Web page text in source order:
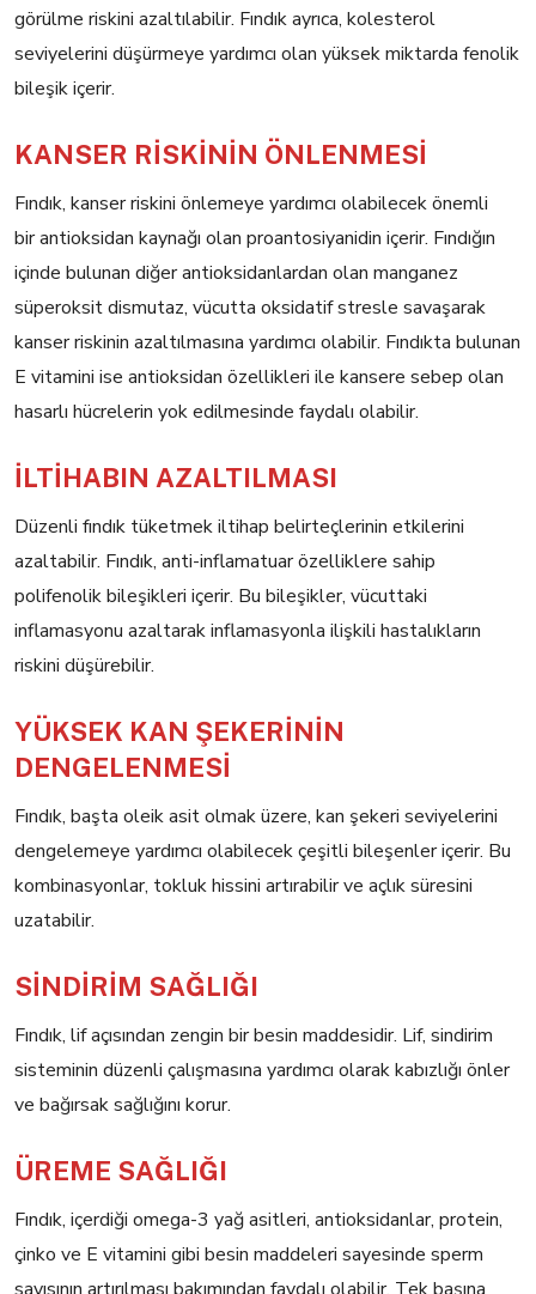
görülme riskini azaltılabilir. Fındık ayrıca, kolesterol
seviyelerini düşürmeye yardımcı olan yüksek miktarda fenolik
bileşik içerir.
KANSER RİSKİNİN ÖNLENMESİ
Fındık, kanser riskini önlemeye yardımcı olabilecek önemli
bir antioksidan kaynağı olan proantosiyanidin içerir. Fındığın
içinde bulunan diğer antioksidanlardan olan manganez
süperoksit dismutaz, vücutta oksidatif stresle savaşarak
kanser riskinin azaltılmasına yardımcı olabilir. Fındıkta bulunan
E vitamini ise antioksidan özellikleri ile kansere sebep olan
hasarlı hücrelerin yok edilmesinde faydalı olabilir.
İLTİHABIN AZALTILMASI
Düzenli fındık tüketmek iltihap belirteçlerinin etkilerini
azaltabilir. Fındık, anti-inflamatuar özelliklere sahip
polifenolik bileşikleri içerir. Bu bileşikler, vücuttaki
inflamasyonu azaltarak inflamasyonla ilişkili hastalıkların
riskini düşürebilir.
YÜKSEK KAN ŞEKERİNİN
DENGELENMESİ
Fındık, başta oleik asit olmak üzere, kan şekeri seviyelerini
dengelemeye yardımcı olabilecek çeşitli bileşenler içerir. Bu
kombinasyonlar, tokluk hissini artırabilir ve açlık süresini
uzatabilir.
SİNDİRİM SAĞLIĞI
Fındık, lif açısından zengin bir besin maddesidir. Lif, sindirim
sisteminin düzenli çalışmasına yardımcı olarak kabızlığı önler
ve bağırsak sağlığını korur.
ÜREME SAĞLIĞI
Fındık, içerdiği omega-3 yağ asitleri, antioksidanlar, protein,
çinko ve E vitamini gibi besin maddeleri sayesinde sperm